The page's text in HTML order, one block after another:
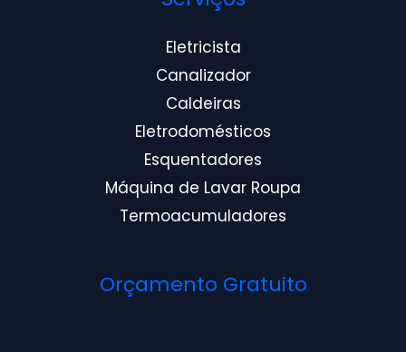
Eletricista
Canalizador
Caldeiras
Eletrodomésticos
Esquentadores
Máquina de Lavar Roupa
Termoacumuladores
Orçamento Gratuito